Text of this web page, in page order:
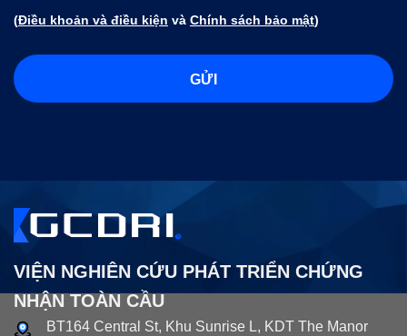
(Điều khoản và điều kiện và Chính sách bảo mật)
VIỆN NGHIÊN CỨU PHÁT TRIỂN CHỨNG
NHẬN TOÀN CẦU
BT164 Central St, Khu Sunrise L, KDT The Manor